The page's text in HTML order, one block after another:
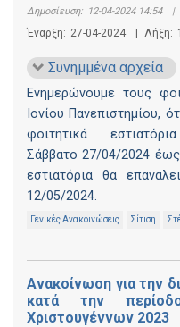
Δημοσίευση: 12-04-2024 14:54 |
Έναρξη: 27-04-2024 | Λήξη:
Συνημμένα αρχεία
Ενημερώνουμε τους
Ιονίου Πανεπιστημίου,
φοιτητικά
Σάββατο 27/04/2024
εστιατόρια θα
12/05/2024.
Γενικές Ανακοινώσεις Σίτιση
Ανακοίνωση για την
κατά την
Χριστουγέννων 2023